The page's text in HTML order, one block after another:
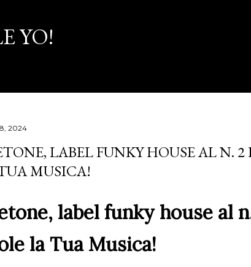
YO!
2024
LABEL FUNKY HOUSE AL N. 2
MUSICA!
label funky house al
la Tua Musica!